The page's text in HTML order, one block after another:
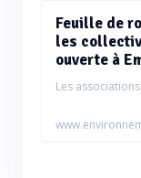
Feuille de
les
ouverte à
Les